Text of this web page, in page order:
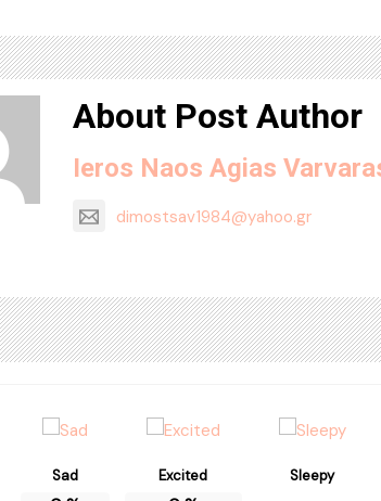
About Post Author
Ieros Naos Agias
dimostsav1984@yahoo.gr
Sad Excited Sleepy